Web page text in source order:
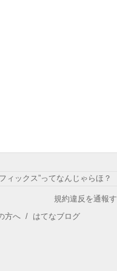
ィックス”ってなんじゃらほ？
規約違反を通報
方へ / はてなブログ